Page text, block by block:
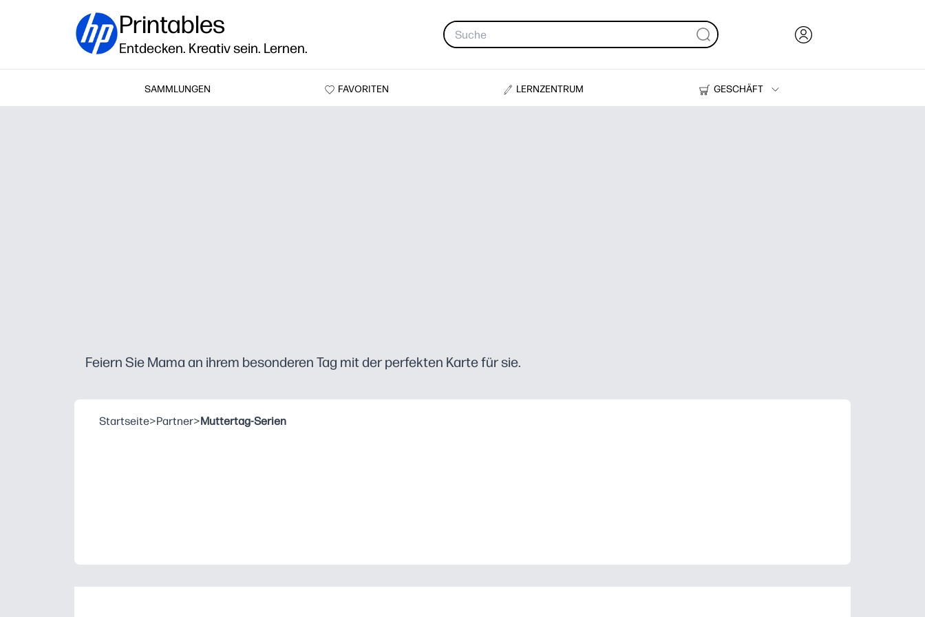
Printables
Entdecken. Kreativ sein. Lernen.
SAMMLUNGEN FAVORITEN LERNZENTRUM
GESCHÄFT
Feiern Sie Mama an ihrem besonderen Tag mit der perfekten Karte für sie.
Startseite>Partner>Muttertag-Serien